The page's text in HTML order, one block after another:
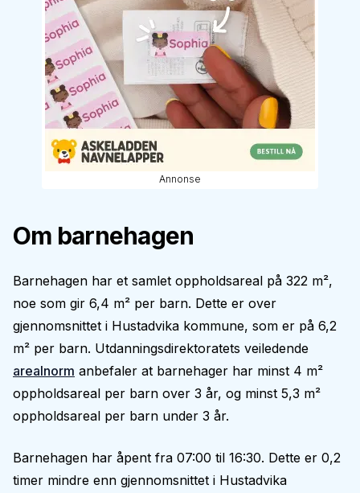
Annonse
Om barnehagen
Barnehagen har et samlet oppholdsareal på 322 m²,
noe som gir 6,4 m² per barn. Dette er over
gjennomsnittet i Hustadvika kommune, som er på 6,2
m² per barn. Utdanningsdirektoratets veiledende
arealnorm anbefaler at barnehager har minst 4 m²
oppholdsareal per barn over 3 år, og minst 5,3 m²
oppholdsareal per barn under 3 år.
Barnehagen har åpent fra 07:00 til 16:30. Dette er 0,2
timer mindre enn gjennomsnittet i Hustadvika